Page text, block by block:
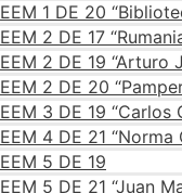
EEM 1 DE 20
EEM 2 DE 17
EEM 2 DE 19 “Arturo
EEM 2 DE 20
EEM 3 DE 19 “Carlos
EEM 4 DE 21
EEM 5 DE 19
EEM 5 DE 21 “Juan